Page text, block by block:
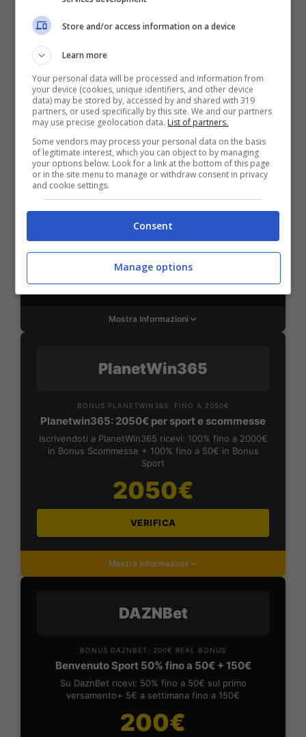
2050€
Mostra Informazioni
SNAI
Bonus Benvenuto Sport: fino a 1.000€
1000€
Mostra Informazioni
PlanetWin365
BONUS PLANETWIN365: FINO A 2050€
Planetwin365: 2050€ per sport e scommesse
Iscrivendoti a PlanetWin365 ricevi: 100% fino a 2000€
in Bonus Scommesse + 100% fino a 50€ in Bonus
Sport
2050€
VERIFICA
Mostra Informazioni
DAZNBet
BONUS DAZNBET: 200€ REAL BONUS
Benvenuto Sport 50% fino a 50€ + 150€
Su DaznBet ricevi: 50% fino a 50€ sul primo
versamento+ 5€ a settimana fino a 150€
200€
Store and/or access information on a device
Learn more
Your personal data will be processed and information from
your device (cookies, unique identifiers, and other device
data) may be stored by, accessed by and shared with 319
partners, or used specifically by this site. We and our partners
may use precise geolocation data. List of partners.
Some vendors may process your personal data on the basis
of legitimate interest, which you can object to by managing
your options below. Look for a link at the bottom of this page
or in the site menu to manage or withdraw consent in privacy
and cookie settings.
Consent
Manage options